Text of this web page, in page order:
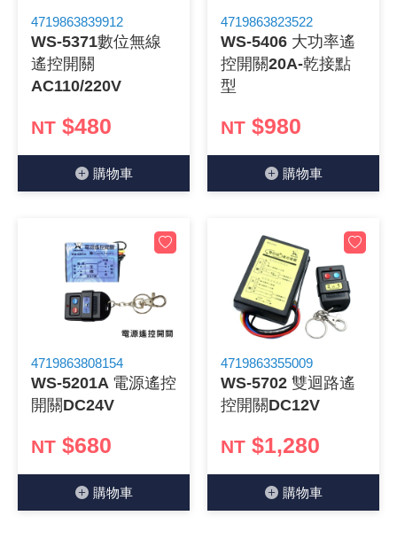
4719863839912
WS-5371數位無線
遙控開關
AC110/220V
NT $480
購物⾞
4719863823522
WS-5406 大功率遙
控開關20A-乾接點
型
NT $980
購物⾞
4719863808154
WS-5201A 電源遙控
開關DC24V
NT $680
購物⾞
4719863355009
WS-5702 雙迴路遙
控開關DC12V
NT $1,280
購物⾞